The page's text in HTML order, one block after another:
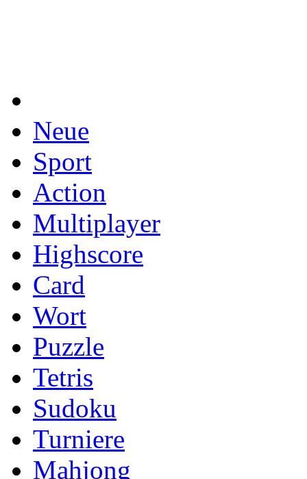
Neue
Sport
Action
Multiplayer
Highscore
Card
Wort
Puzzle
Tetris
Sudoku
Turniere
Mahjong